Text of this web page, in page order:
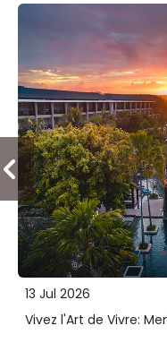
13 Jul 2026
Vivez l'Art de Vivre: